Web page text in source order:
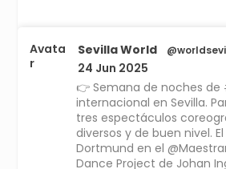
Avata
r
Sevilla World
24 Jun 2025
👉 Semana de noches de
internacional en Sevilla.
tres espectáculos
diversos y de buen nivel.
Dortmund en el
Dance Project de Johan